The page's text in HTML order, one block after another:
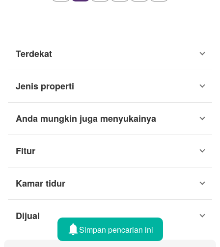
Terdekat
Jenis properti
Anda mungkin juga menyukainya
Fitur
Kamar tidur
Dijual
Simpan pencarian ini